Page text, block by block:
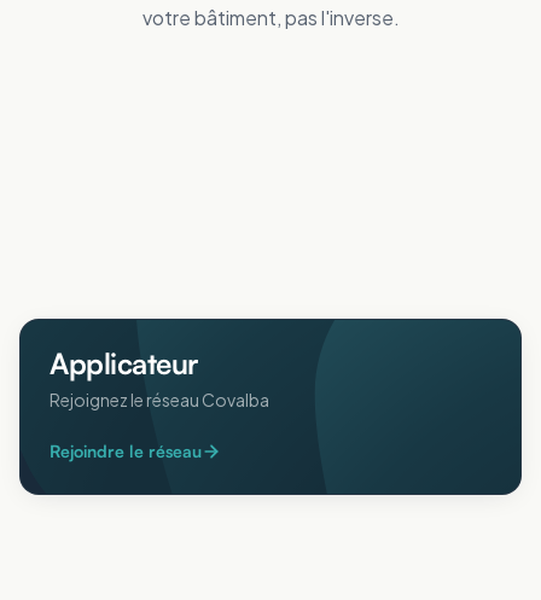
votre bâtiment, pas l'inverse.
Tertiaire
Applicateur
Rejoignez le réseau Covalba
Rejoindre le réseau